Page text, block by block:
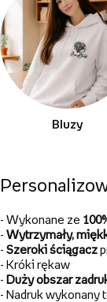
Bluzy
- Wykonane ze
- Wytrzymały,
- Szeroki ściągacz
- Króki rękaw
- Duży obszar
- Nadruk wykonany